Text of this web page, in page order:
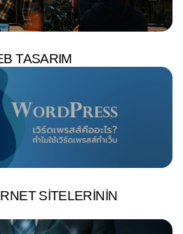
TASARIM
SITELERININ